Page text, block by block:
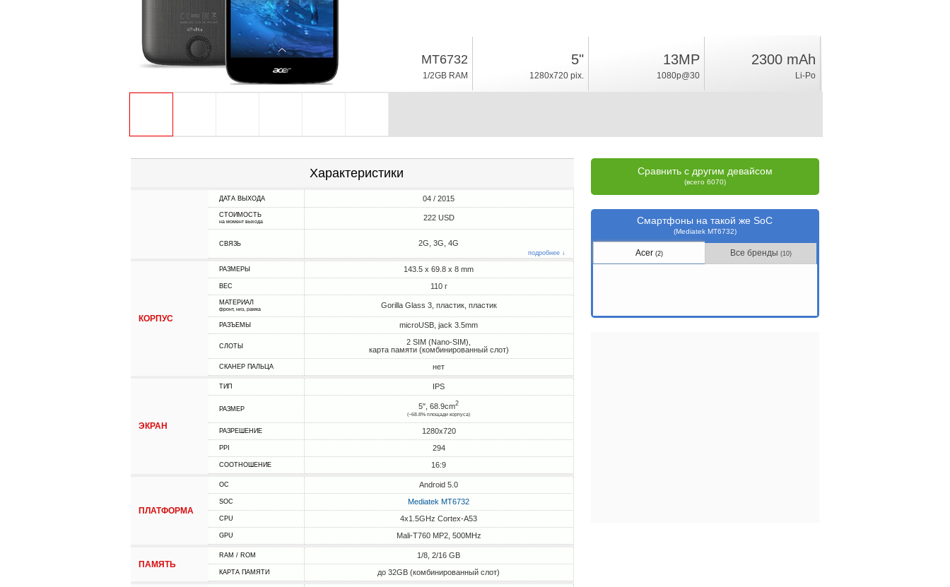
MT6732
1/2GB RAM
5"
1280x720 pix.
13MP
1080p@30
2300 mAh
Li-Po
Характеристики
ДАТА ВЫХОДА 04 / 2015
СТОИМОСТЬ
на момент выхода 222 USD
СВЯЗЬ 2G, 3G, 4G
подробнее ↓
КОРПУС
РАЗМЕРЫ 143.5 x 69.8 x 8 mm
ВЕС 110 г
МАТЕРИАЛ
фронт, низ, рамка Gorilla Glass 3, пластик, пластик
РАЗЪЕМЫ microUSB, jack 3.5mm
СЛОТЫ
2 SIM (Nano-SIM),
карта памяти (комбинированный слот)
СКАНЕР ПАЛЬЦА нет
ЭКРАН
ТИП IPS
РАЗМЕР 5", 68.9cm2
(~68.8% площади корпуса)
РАЗРЕШЕНИЕ 1280x720
PPI 294
СООТНОШЕНИЕ 16:9
ПЛАТФОРМА
ОС Android 5.0
SOC Mediatek MT6732
CPU 4x1.5GHz Cortex-A53
GPU Mali-T760 MP2, 500MHz
ПАМЯТЬ
RAM / ROM 1/8, 2/16 GB
КАРТА ПАМЯТИ до 32GB (комбинированный слот)
Сравнить с другим девайсом
(всего 6070)
Смартфоны на такой же SoC
(Mediatek MT6732)
Acer (2) Все бренды (10)